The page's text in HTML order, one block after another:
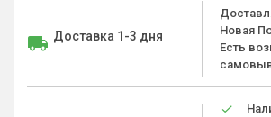
Доставка 1-3 дня
Новая
Есть